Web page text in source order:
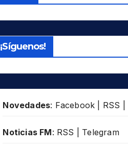
¡Síguenos!
Novedades: Facebook RSS
Noticias FM: RSS Telegram